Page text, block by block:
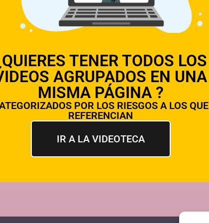
TENER TODOS LOS
AGRUPADOS EN UNA
MISMA PÁGINA ?
POR LOS RIESGOS A LOS QUE
REFERENCIAN
IR A LA VIDEOTECA